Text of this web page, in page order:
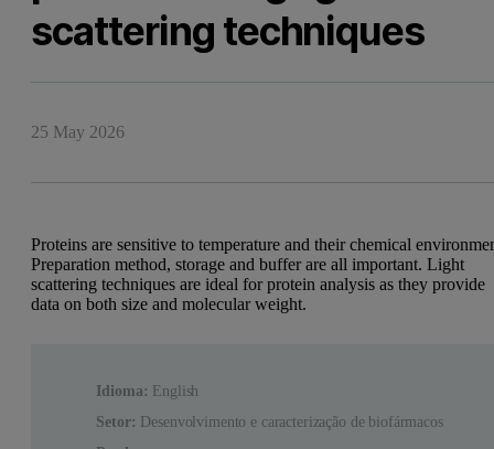
scattering techniques
25 May 2026
Proteins are sensitive to temperature and their chemical
Preparation method, storage and buffer are all important. Light
scattering techniques are ideal for protein analysis as they provide
data on both size and molecular weight.
Idioma: English
Setor: Desenvolvimento e caracterização de biofármacos